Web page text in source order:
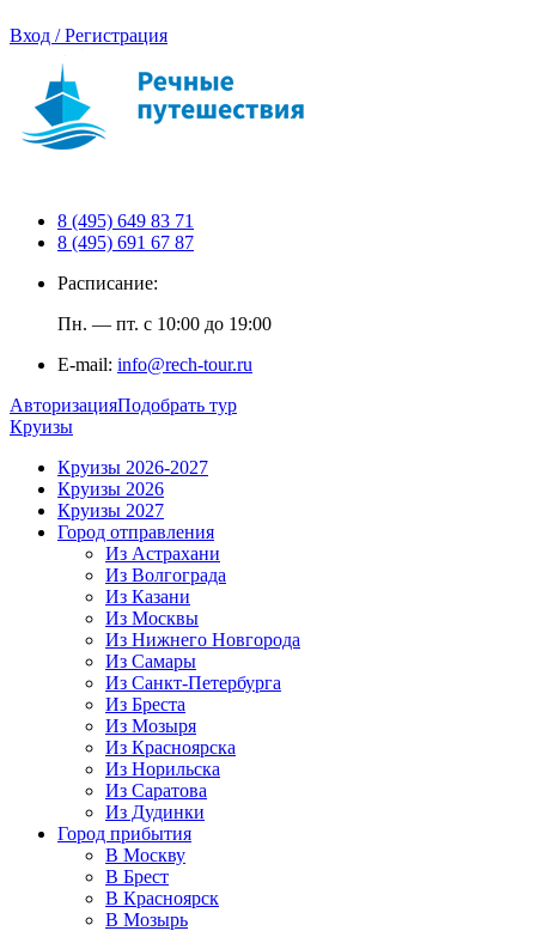
Вход / Регистрация
8 (495) 649 83 71
8 (495) 691 67 87
Расписание:
Пн. — пт. с 10:00 до 19:00
E-mail: info@rech-tour.ru
АвторизацияПодобрать тур
Круизы
Круизы 2026-2027
Круизы 2026
Круизы 2027
Город отправления
Из Астрахани
Из Волгограда
Из Казани
Из Москвы
Из Нижнего Новгорода
Из Самары
Из Санкт-Петербурга
Из Бреста
Из Мозыря
Из Красноярска
Из Норильска
Из Саратова
Из Дудинки
Город прибытия
В Москву
В Брест
В Красноярск
В Мозырь